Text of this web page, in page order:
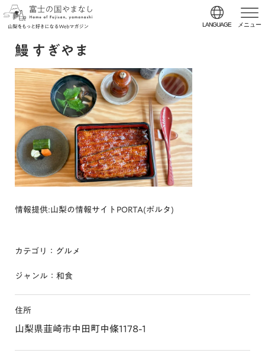
LANGUAGE メニュー
鰻 すぎやま
情報提供:山梨の情報サイトPORTA(ポルタ)
カテゴリ：グルメ
ジャンル：和食
住所
山梨県韮崎市中田町中條1178-1